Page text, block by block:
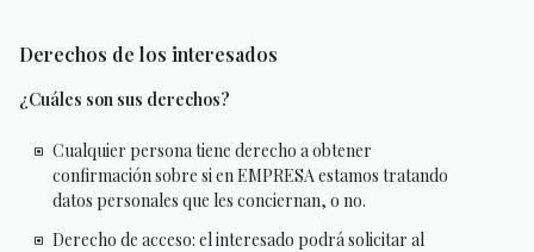
Derechos de los interesados
¿Cuáles son sus derechos?
Cualquier persona tiene derecho a obtener
confirmación sobre si en EMPRESA estamos tratando
datos personales que les conciernan, o no.
Derecho de acceso: el interesado podrá solicitar al